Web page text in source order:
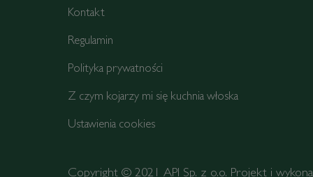
Kontakt
Regulamin
Polityka prywatności
Z czym kojarzy mi się kuchnia włoska
Ustawienia cookies
Copyright © 2021 API Sp. z o.o. Projekt i